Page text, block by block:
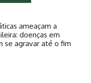
ameaçam a
doenças em
se agravar até o fim